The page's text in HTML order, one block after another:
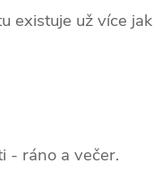
existuje už více jak
- ráno a večer.